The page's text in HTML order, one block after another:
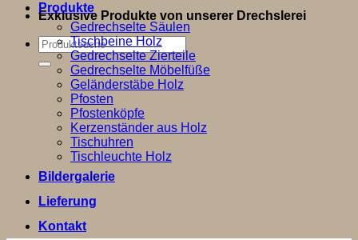
Exklusive Produkte von unserer Drechslerei
Suchen
nach:
Produkte
Gedrechselte Säulen
Tischbeine Holz
Gedrechselte Zierteile
Gedrechselte Möbelfüße
Geländerstäbe Holz
Pfosten
Pfostenköpfe
Kerzenständer aus Holz
Tischuhren
Tischleuchte Holz
Bildergalerie
Lieferung
Kontakt